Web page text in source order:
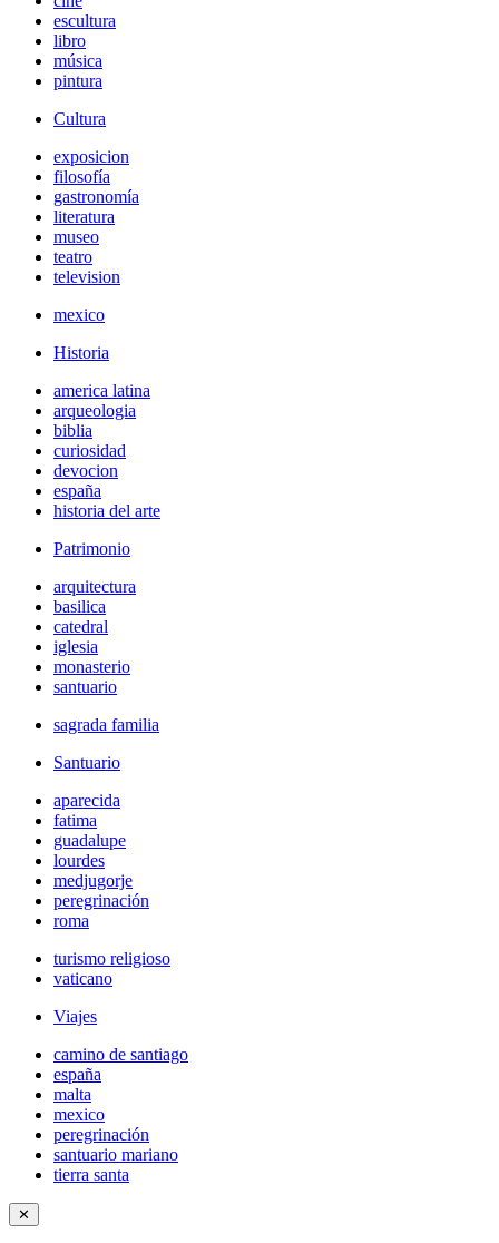
escultura
libro
música
pintura
Cultura
exposicion
filosofía
gastronomía
literatura
museo
teatro
television
mexico
Historia
america latina
arqueologia
biblia
curiosidad
devocion
españa
historia del arte
Patrimonio
arquitectura
basilica
catedral
iglesia
monasterio
santuario
sagrada familia
Santuario
aparecida
fatima
guadalupe
lourdes
medjugorje
peregrinación
roma
turismo religioso
vaticano
Viajes
camino de santiago
españa
malta
mexico
peregrinación
santuario mariano
tierra santa
✕